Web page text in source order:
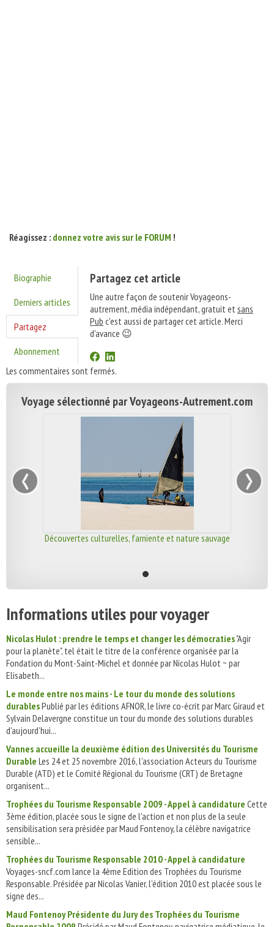
Réagissez : donnez votre avis sur le FORUM !
Biographie
Derniers articles
Partagez
Abonnement
Partagez cet article
Une autre façon de soutenir Voyageons-
autrement, média indépendant, gratuit etsans
Pub c'est aussi de partager cet article. Merci
d'avance 😉
Les commentaires sont fermés.
Voyage sélectionné par Voyageons-Autrement.com
Découvertes culturelles, farniente et nature sauvage
‹ ›
Informations utiles pour voyager
Nicolas Hulot : prendre le temps et changer les démocraties"Agir
pour la planète", tel était le titre de la conférence organisée par la
Fondation du Mont-Saint-Michel et donnée par Nicolas Hulot ~ par
Elisabeth...
Le monde entre nos mains - Le tour du monde des solutions
durablesPublié par les éditions AFNOR, le livre co-écrit par Marc Giraud et
Sylvain Delavergne constitue un tour du monde des solutions durables
d’aujourd’hui...
Vannes accueille la deuxième édition des Universités du Tourisme
Durable Les 24 et 25 novembre 2016, l’association Acteurs du Tourisme
Durable (ATD) et le Comité Régional du Tourisme (CRT) de Bretagne
organisent...
Trophées du Tourisme Responsable 2009 - Appel à candidature Cette
3ème édition, placée sous le signe de l'action et non plus de la seule
sensibilisation sera présidée par Maud Fontenoy, la célèbre navigatrice
sensible...
Trophées du Tourisme Responsable 2010 - Appel à candidature
Voyages-sncf.com lance la 4ème Edition des Trophées du Tourisme
Responsable. Présidée par Nicolas Vanier, l'édition 2010 est placée sous le
signe des...
Maud Fontenoy Présidente du Jury des Trophées du Tourisme